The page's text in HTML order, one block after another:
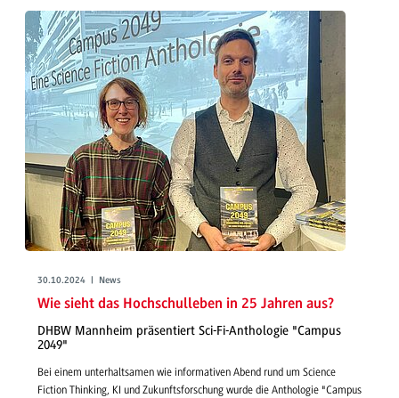
30.10.2024 | News
Wie sieht das Hochschulleben in 25 Jahren aus?
DHBW Mannheim präsentiert Sci-Fi-Anthologie "Campus
2049"
Bei einem unterhaltsamen wie informativen Abend rund um Science
Fiction Thinking, KI und Zukunftsforschung wurde die Anthologie "Campus